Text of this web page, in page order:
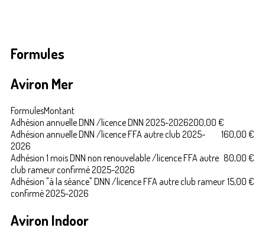
Formules
Aviron Mer
FormulesMontant
Adhésion annuelle DNN /licence DNN 2025-2026200,00 €
Adhésion annuelle DNN /licence FFA autre club 2025-
2026
160,00 €
Adhésion 1 mois DNN non renouvelable /licence FFA autre
club rameur confirmé 2025-2026
80,00 €
Adhésion "à la séance" DNN /licence FFA autre club rameur
confirmé 2025-2026
15,00 €
Aviron Indoor